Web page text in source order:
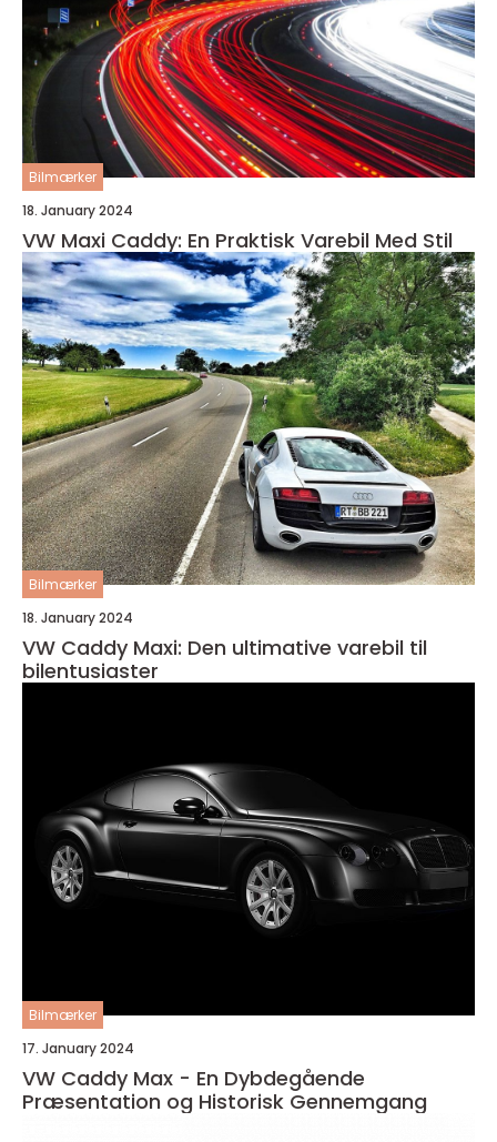
Bilmærker
18. January 2024
VW Maxi Caddy: En Praktisk Varebil Med Stil
Bilmærker
18. January 2024
VW Caddy Maxi: Den ultimative varebil til
bilentusiaster
Bilmærker
17. January 2024
VW Caddy Max - En Dybdegående
Præsentation og Historisk Gennemgang